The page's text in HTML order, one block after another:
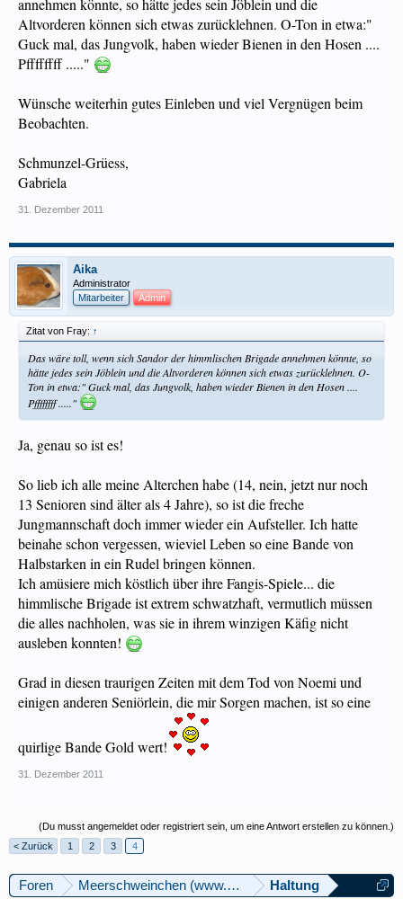
annehmen könnte, so hätte jedes sein Jöblein und die
Altvorderen können sich etwas zurücklehnen. O-Ton in etwa:"
Guck mal, das Jungvolk, haben wieder Bienen in den Hosen ....
Pffffffff ....."
Wünsche weiterhin gutes Einleben und viel Vergnügen beim
Beobachten.
Schmunzel-Grüess,
Gabriela
31. Dezember 2011
Aika
Administrator
Mitarbeiter
Admin
Zitat von Fray: ↑
Das wäre toll, wenn sich Sandor der himmlischen Brigade annehmen könnte, so
hätte jedes sein Jöblein und die Altvorderen können sich etwas zurücklehnen. O-
Ton in etwa:" Guck mal, das Jungvolk, haben wieder Bienen in den Hosen ....
Pffffffff ....."
Ja, genau so ist es!
So lieb ich alle meine Alterchen habe (14, nein, jetzt nur noch
13 Senioren sind älter als 4 Jahre), so ist die freche
Jungmannschaft doch immer wieder ein Aufsteller. Ich hatte
beinahe schon vergessen, wieviel Leben so eine Bande von
Halbstarken in ein Rudel bringen können.
Ich amüsiere mich köstlich über ihre Fangis-Spiele... die
himmlische Brigade ist extrem schwatzhaft, vermutlich müssen
die alles nachholen, was sie in ihrem winzigen Käfig nicht
ausleben konnten!
Grad in diesen traurigen Zeiten mit dem Tod von Noemi und
einigen anderen Seniörlein, die mir Sorgen machen, ist so eine
quirlige Bande Gold wert!
31. Dezember 2011
(Du musst angemeldet oder registriert sein, um eine Antwort erstellen zu können.)
< Zurück
1 2 3 4
Foren Meerschweinchen (www.meerschweinforum.ch)
Haltung